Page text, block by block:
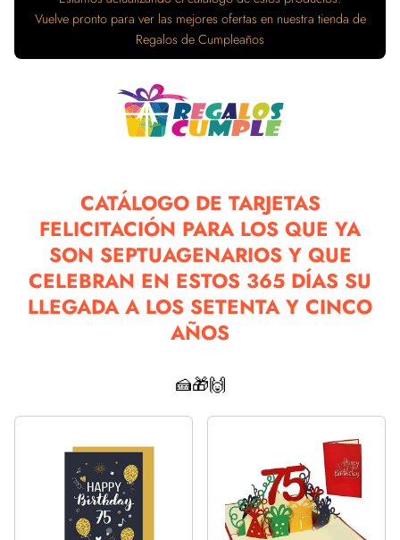
Vuelve pronto para ver las mejores ofertas en nuestra tienda de
Regalos de Cumpleaños
CATÁLOGO DE TARJETAS
FELICITACIÓN PARA LOS QUE YA
SON SEPTUAGENARIOS Y QUE
CELEBRAN EN ESTOS 365 DÍAS SU
LLEGADA A LOS SETENTA Y CINCO
AÑOS
🍰🎁🙌